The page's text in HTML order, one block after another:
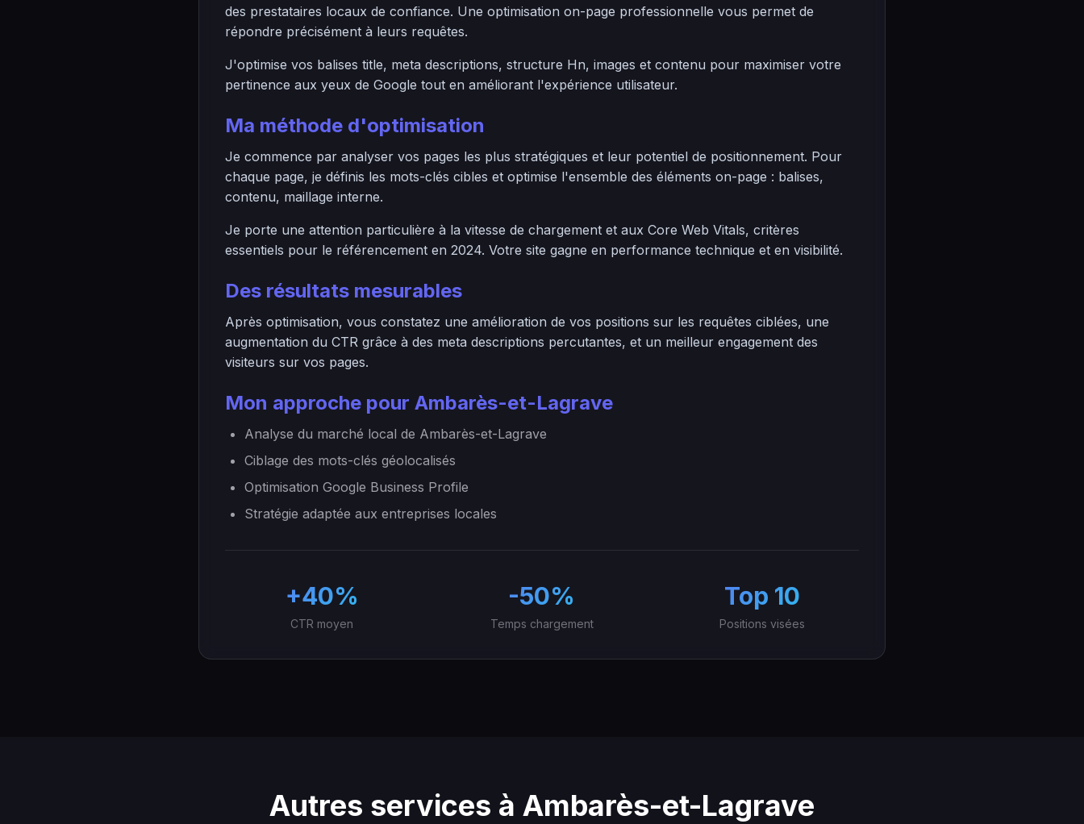
des prestataires locaux de confiance. Une optimisation on-page professionnelle vous permet de
répondre précisément à leurs requêtes.
J'optimise vos balises title, meta descriptions, structure Hn, images et contenu pour maximiser votre
pertinence aux yeux de Google tout en améliorant l'expérience utilisateur.
Ma méthode d'optimisation
Je commence par analyser vos pages les plus stratégiques et leur potentiel de positionnement. Pour
chaque page, je définis les mots-clés cibles et optimise l'ensemble des éléments on-page : balises,
contenu, maillage interne.
Je porte une attention particulière à la vitesse de chargement et aux Core Web Vitals, critères
essentiels pour le référencement en 2024. Votre site gagne en performance technique et en visibilité.
Des résultats mesurables
Après optimisation, vous constatez une amélioration de vos positions sur les requêtes ciblées, une
augmentation du CTR grâce à des meta descriptions percutantes, et un meilleur engagement des
visiteurs sur vos pages.
Mon approche pour Ambarès-et-Lagrave
Analyse du marché local de Ambarès-et-Lagrave
Ciblage des mots-clés géolocalisés
Optimisation Google Business Profile
Stratégie adaptée aux entreprises locales
+40%
CTR moyen
-50%
Temps chargement
Top 10
Positions visées
Autres services à Ambarès-et-Lagrave